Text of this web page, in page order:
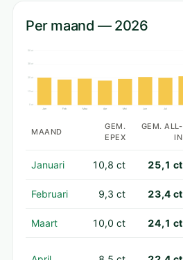
Per maand — 2026
50 ct
38 ct
25 ct
13 ct
0 ct
Jan Feb Maa Apr Mei Jun Jul
MAAND
GEM.
EPEX
GEM. ALL-
IN
Januari 10,8 ct 25,1 ct
Februari 9,3 ct 23,4 ct
Maart 10,0 ct 24,1 ct